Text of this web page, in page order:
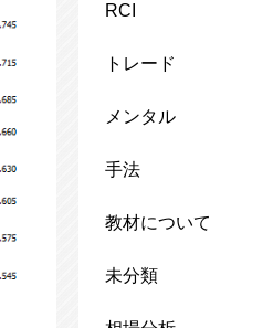
RCI
トレード
メンタル
手法
教材について
未分類